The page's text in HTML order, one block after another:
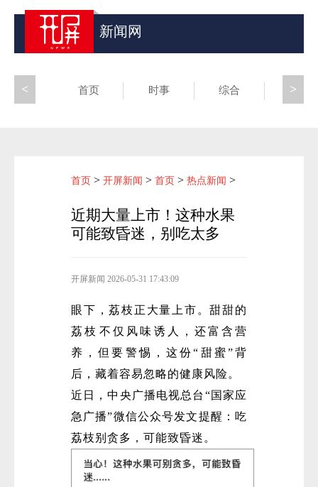
新闻网
首页 时事 综合 昆滇
>
<
首页 > 开屏新闻 > 首页 > 热点新闻 >
近期大量上市！这种水果
可能致昏迷，别吃太多
开屏新闻 2026-05-31 17:43:09
眼下，荔枝正大量上市。甜甜的
荔枝‌不仅风味诱人，还富含营
养，但要警惕，这份“甜蜜”背
后，藏着容易忽略的健康风险。
近日，中央广播电视总台“国家应
急广播”微信公众号发文提醒：吃
荔枝别贪多，可能致昏迷。